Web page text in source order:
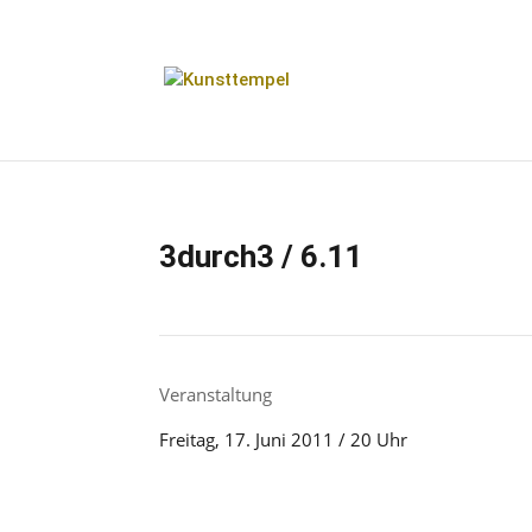
3durch3 / 6.11
Veranstaltung
Freitag, 17. Juni 2011 / 20 Uhr